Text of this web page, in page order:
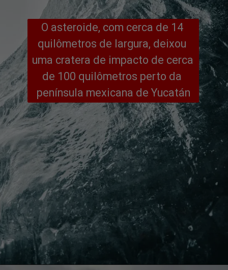
O asteroide, com cerca de 14
quilômetros de largura, deixou
uma cratera de impacto de cerca
de 100 quilômetros perto da
península mexicana de Yucatán